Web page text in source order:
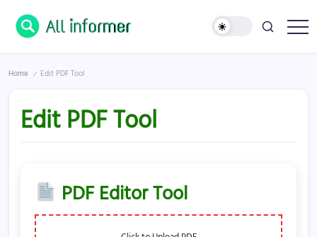
content
One
Home / Edit PDF Tool
Edit PDF Tool
PDF Editor Tool